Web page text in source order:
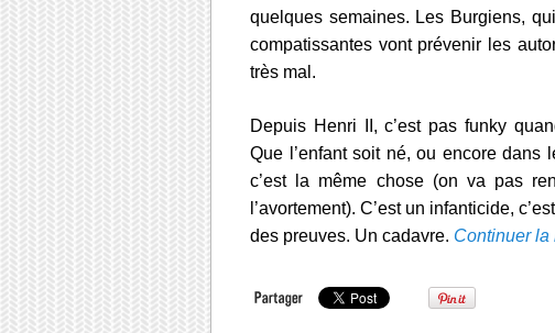
quelques semaines. Les Burgiens,
compatissantes vont prévenir les
très mal.
Depuis Henri II, c’est pas funky
Que l’enfant soit né, ou encore dans
c’est la même chose (on va pas
l’avortement). C’est un infanticide,
des preuves. Un cadavre. Continuer la